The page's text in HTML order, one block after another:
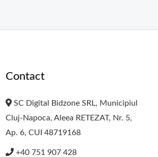
Contact
SC Digital Bidzone SRL, Municipiul
Cluj-Napoca, Aleea RETEZAT, Nr. 5,
Ap. 6, CUI 48719168
+40 751 907 428